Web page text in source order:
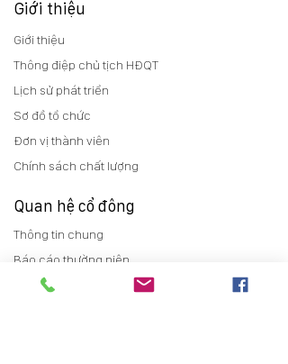
Giới thiệu
Giới thiệu
Thông điệp chủ tịch HĐQT
Lịch sử phát triển
Sơ đồ tổ chức
Đơn vị thành viên
Chính sách chất lượng
Quan hệ cổ đông
Thông tin chung
Báo cáo thường niên
Điều lệ